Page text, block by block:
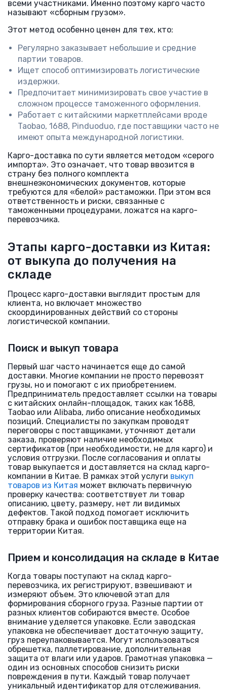
всеми участниками. Именно поэтому карго часто
называют «сборным грузом».
Этот метод особенно ценен для тех, кто:
Регулярно заказывает небольшие и средние
партии товаров.
Ищет способ оптимизировать логистические
издержки.
Предпочитает минимизировать свое участие в
сложном процессе таможенного оформления.
Работает с китайскими маркетплейсами вроде
Taobao, 1688, Pinduoduo, где поставщики часто не
имеют опыта международной логистики.
Карго-доставка по сути является методом «серого
импорта». Это означает, что товар ввозится в
страну без полного комплекта
внешнеэкономических документов, которые
требуются для «белой» растаможки. При этом вся
ответственность и риски, связанные с
таможенными процедурами, ложатся на карго-
перевозчика.
Этапы карго-доставки из Китая:
от выкупа до получения на
складе
Процесс карго-доставки выглядит простым для
клиента, но включает множество
скоординированных действий со стороны
логистической компании.
Поиск и выкуп товара
Первый шаг часто начинается еще до самой
доставки. Многие компании не просто перевозят
грузы, но и помогают с их приобретением.
Предприниматель предоставляет ссылки на товары
с китайских онлайн-площадок, таких как 1688,
Taobao или Alibaba, либо описание необходимых
позиций. Специалисты по закупкам проводят
переговоры с поставщиками, уточняют детали
заказа, проверяют наличие необходимых
сертификатов (при необходимости, не для карго) и
условия отгрузки. После согласования и оплаты
товар выкупается и доставляется на склад карго-
компании в Китае. В рамках этой услуги выкуп
товаров из Китая может включать первичную
проверку качества: соответствует ли товар
описанию, цвету, размеру, нет ли видимых
дефектов. Такой подход помогает исключить
отправку брака и ошибок поставщика еще на
территории Китая.
Прием и консолидация на складе в Китае
Когда товары поступают на склад карго-
перевозчика, их регистрируют, взвешивают и
измеряют объем. Это ключевой этап для
формирования сборного груза. Разные партии от
разных клиентов собираются вместе. Особое
внимание уделяется упаковке. Если заводская
упаковка не обеспечивает достаточную защиту,
груз переупаковывается. Могут использоваться
обрешетка, паллетирование, дополнительная
защита от влаги или ударов. Грамотная упаковка —
один из основных способов снизить риски
повреждения в пути. Каждый товар получает
уникальный идентификатор для отслеживания.